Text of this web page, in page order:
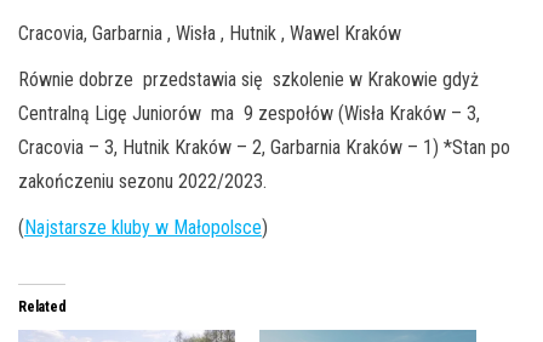
Cracovia, Garbarnia , Wisła , Hutnik , Wawel Kraków
Równie dobrze przedstawia się szkolenie w Krakowie gdyż
Centralną Ligę Juniorów ma 9 zespołów (Wisła Kraków – 3,
Cracovia – 3, Hutnik Kraków – 2, Garbarnia Kraków – 1) *Stan po
zakończeniu sezonu 2022/2023.
(Najstarsze kluby w Małopolsce)
Related